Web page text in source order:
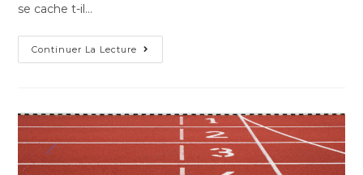
se cache t-il…
Continuer La Lecture